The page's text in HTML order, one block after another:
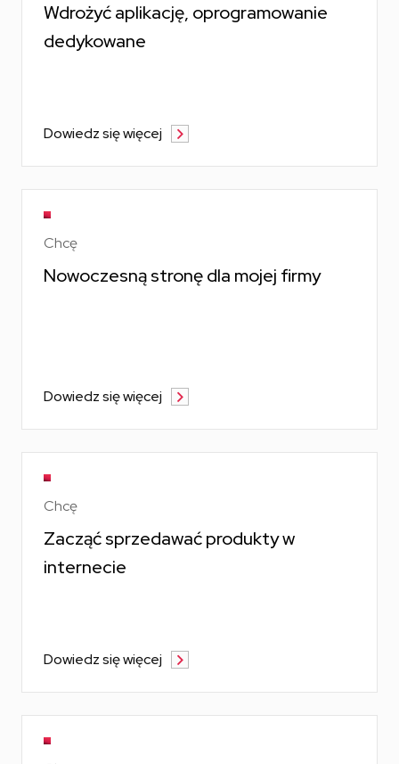
Wdrożyć aplikację, oprogramowanie
dedykowane
Dowiedz się więcej
Chcę
Nowoczesną stronę dla mojej firmy
Dowiedz się więcej
Chcę
Zacząć sprzedawać produkty w
internecie
Dowiedz się więcej